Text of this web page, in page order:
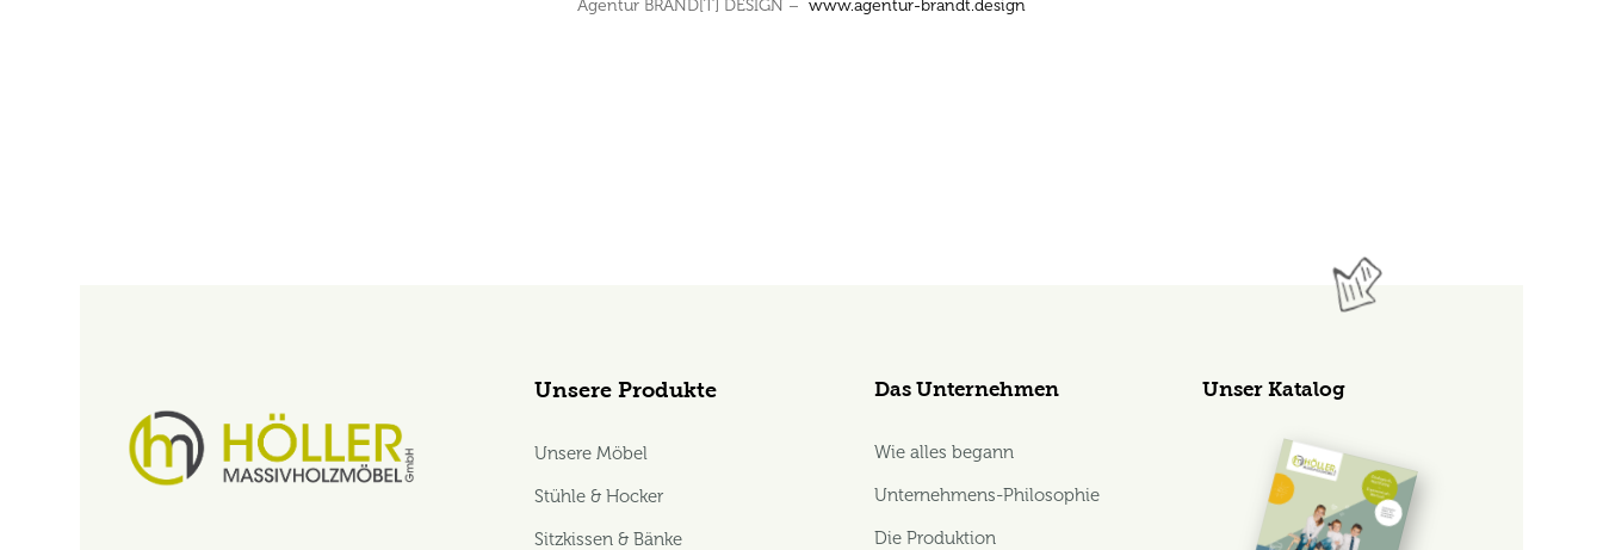
Agentur BRAND[T] DESIGN – www.agentur-brandt.design
Unsere Produkte
Unsere Möbel
Stühle & Hocker
Sitzkissen & Bänke
Das Unternehmen
Wie alles begann
Unternehmens-Philosophie
Die Produktion
Unser Katalog